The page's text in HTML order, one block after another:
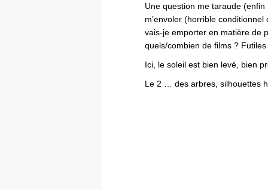
Une question me taraude
m’envoler (horrible
vais-je emporter en matière de
quels/combien de films ?
Ici, le soleil est bien levé, bien
Le 2 … des arbres, silhouettes